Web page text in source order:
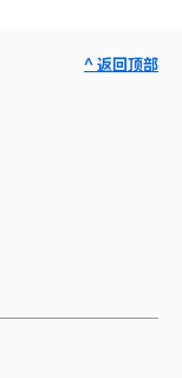
^ 返回顶部